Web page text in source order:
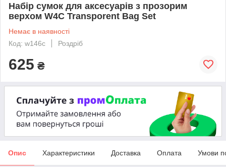
Набір сумок для аксесуарів з прозорим
верхом W4C Transporent Bag Set
Немає в наявності
Код: w146c
Роздріб
625 ₴
Опис Характеристики Доставка Оплата Умови